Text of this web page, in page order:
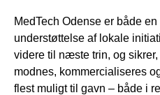
MedTech Odense er både
understøttelse af lokale
videre til næste trin, og
modnes, kommercialiseres
flest muligt til gavn – både i